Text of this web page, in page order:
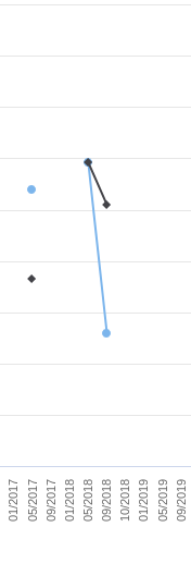
01/2017 05/2017 09/2017 01/2018 05/2018 09/2018 10/2018 01/2019 05/2019 09/2019